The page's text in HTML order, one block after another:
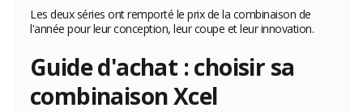
Les deux séries ont remporté le prix de la combinaison de
l'année pour leur conception, leur coupe et leur innovation.
Guide d'achat : choisir sa
combinaison Xcel